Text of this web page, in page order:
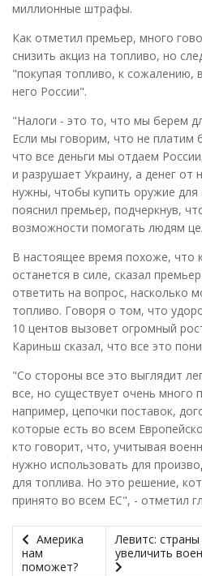
миллионные штрафы.
Как отметил премьер, много
снизить акциз на топливо, но
"покупая топливо, к сожалению,
него России".
"Налоги - это то, что мы берем
Если мы говорим, что не платим
что все деньги мы отдаем
и разрушает Украину, а денег от
нужны, чтобы купить оружие
пояснил премьер, подчеркнув,
возможности помогать людям
В настоящее время похоже, что
останется в силе, сказал
ответить на вопрос, насколько
топливо. Говоря о том, что
10 центов вызовет огромный
Кариньш сказал, что все это
"Со стороны все это выглядит
все, но существует очень много
например, цепочки поставок,
которые есть во всем
кто говорит, что, учитывая
нужно использовать для
для топлива. Но это решение,
принято во всем ЕС", - отметил
Америка
нам
поможет?
Левитс:
увеличить